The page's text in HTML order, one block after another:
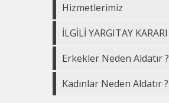
Hizmetlerimiz
İLGİLİ YARGITAY KARARI
Erkekler Neden Aldatır ?
Kadınlar Neden Aldatır ?